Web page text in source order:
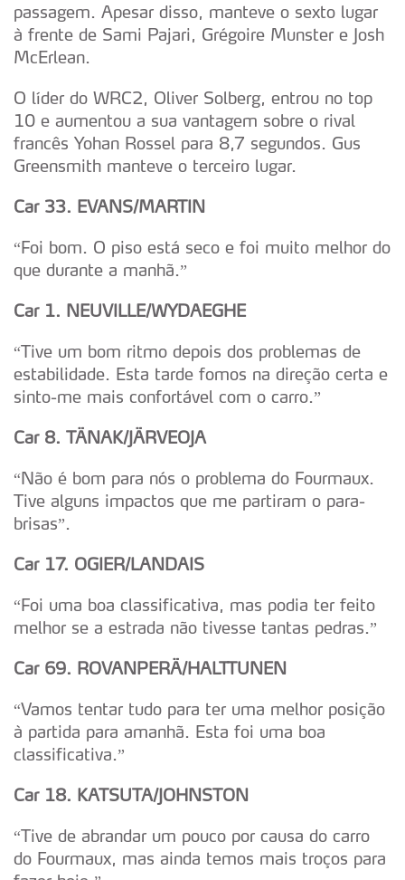
passagem. Apesar disso, manteve o sexto lugar
à frente de Sami Pajari, Grégoire Munster e Josh
McErlean.
O líder do WRC2, Oliver Solberg, entrou no top
10 e aumentou a sua vantagem sobre o rival
francês Yohan Rossel para 8,7 segundos. Gus
Greensmith manteve o terceiro lugar.
Car 33. EVANS/MARTIN
“Foi bom. O piso está seco e foi muito melhor do
que durante a manhã.”
Car 1. NEUVILLE/WYDAEGHE
“Tive um bom ritmo depois dos problemas de
estabilidade. Esta tarde fomos na direção certa e
sinto-me mais confortável com o carro.”
Car 8. TÄNAK/JÄRVEOJA
“Não é bom para nós o problema do Fourmaux.
Tive alguns impactos que me partiram o para-
brisas”.
Car 17. OGIER/LANDAIS
“Foi uma boa classificativa, mas podia ter feito
melhor se a estrada não tivesse tantas pedras.”
Car 69. ROVANPERÄ/HALTTUNEN
“Vamos tentar tudo para ter uma melhor posição
à partida para amanhã. Esta foi uma boa
classificativa.”
Car 18. KATSUTA/JOHNSTON
“Tive de abrandar um pouco por causa do carro
do Fourmaux, mas ainda temos mais troços para